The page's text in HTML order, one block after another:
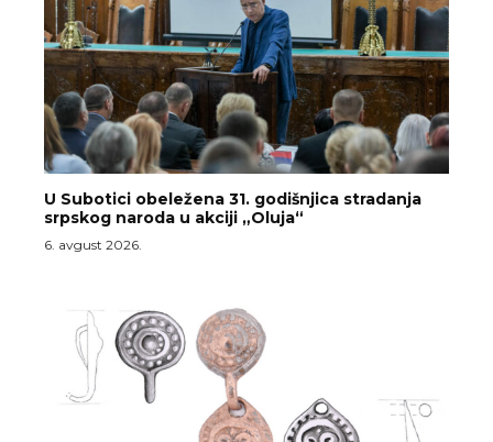
U Subotici obeležena 31. godišnjica stradanja
srpskog naroda u akciji „Oluja“
6. avgust 2026.